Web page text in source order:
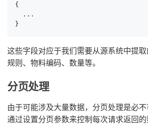
{
  ...
}
这些字段对应于我们需要从源系统中提
规则、物料编码、数量等。
分页处理
由于可能涉及大量数据，分页处理是必
通过设置分页参数来控制每次请求返回的